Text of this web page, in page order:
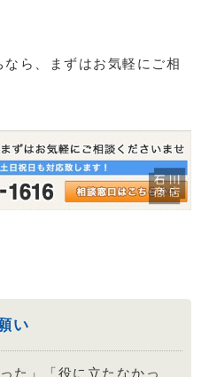
ら、まずはお気軽にご相
い
た」「役に立たなかっ